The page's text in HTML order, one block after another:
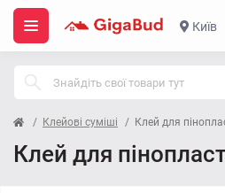
Київ
Клейові суміші Клей для
Клей для